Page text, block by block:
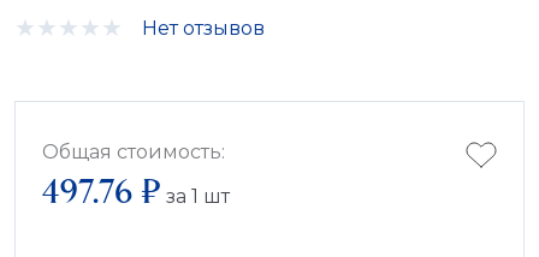
Нет отзывов
Общая стоимость:
497.76 ₽ за 1 шт